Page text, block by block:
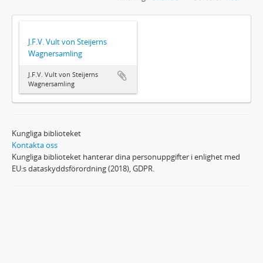
J.F.V. Vult von Steijerns
Wagnersamling
J.F.V. Vult von Steijerns
Wagnersamling
Kungliga biblioteket
Kontakta oss
Kungliga biblioteket hanterar dina personuppgifter i enlighet med
EU:s dataskyddsförordning (2018), GDPR.